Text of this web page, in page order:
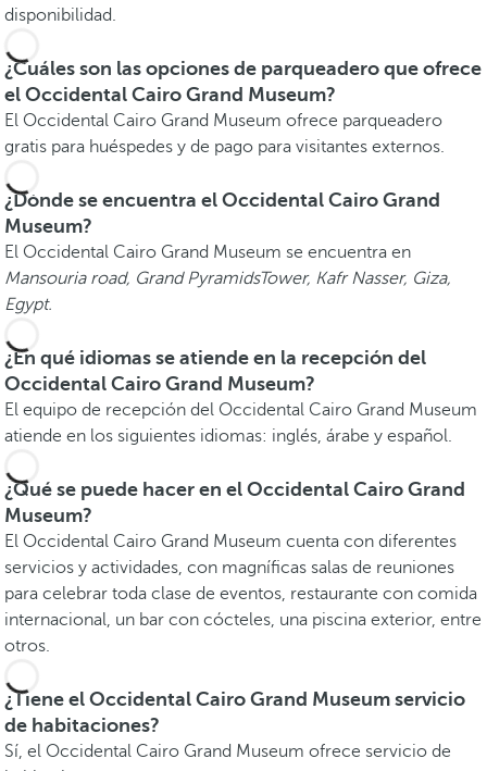
disponibilidad.
¿Cuáles son las opciones de parqueadero que ofrece
el Occidental Cairo Grand Museum?
El Occidental Cairo Grand Museum ofrece parqueadero
gratis para huéspedes y de pago para visitantes externos.
¿Dónde se encuentra el Occidental Cairo Grand
Museum?
El Occidental Cairo Grand Museum se encuentra en
Mansouria road, Grand PyramidsTower, Kafr Nasser, Giza,
Egypt.
¿En qué idiomas se atiende en la recepción del
Occidental Cairo Grand Museum?
El equipo de recepción del Occidental Cairo Grand Museum
atiende en los siguientes idiomas: inglés, árabe y español.
¿Qué se puede hacer en el Occidental Cairo Grand
Museum?
El Occidental Cairo Grand Museum cuenta con diferentes
servicios y actividades, con magníficas salas de reuniones
para celebrar toda clase de eventos, restaurante con comida
internacional, un bar con cócteles, una piscina exterior, entre
otros.
¿Tiene el Occidental Cairo Grand Museum servicio
de habitaciones?
Sí, el Occidental Cairo Grand Museum ofrece servicio de